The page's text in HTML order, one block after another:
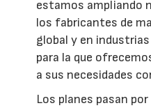
estamos ampliando
los fabricantes de
global y en
para la que
a sus necesidades
Los planes pasan